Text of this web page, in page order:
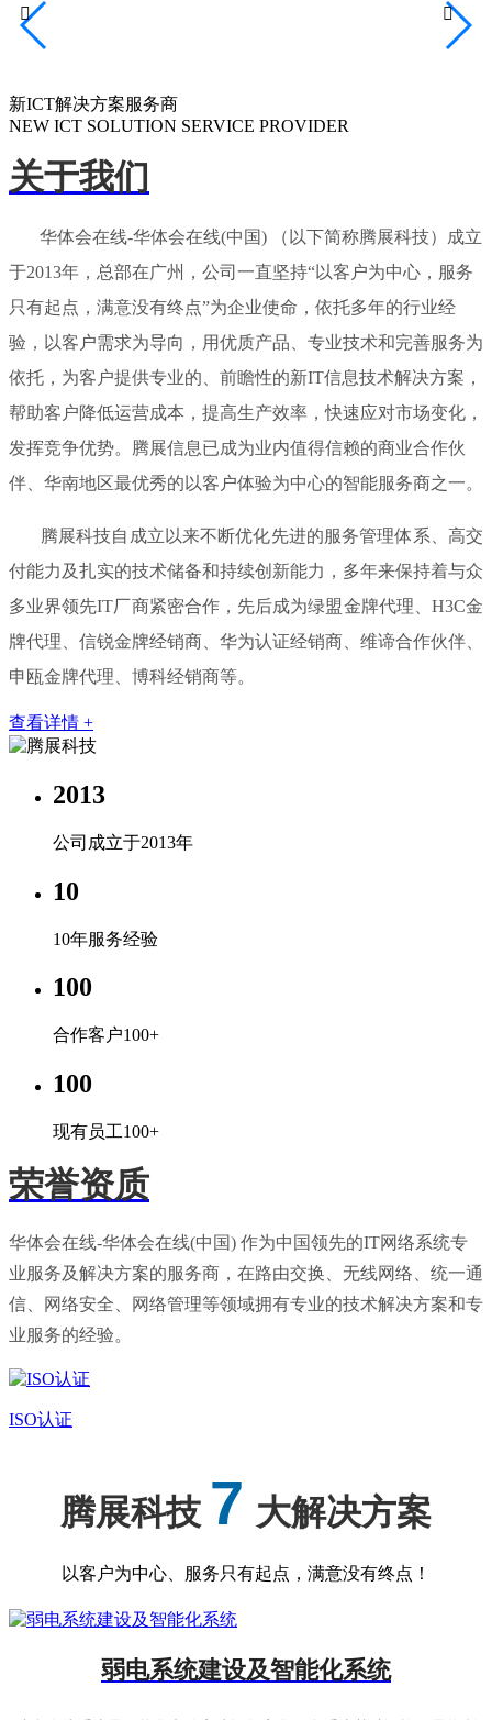
新ICT解决方案服务商
NEW ICT SOLUTION SERVICE PROVIDER
 
关于我们
华体会在线-华体会在线(中国) （以下简称腾展科技）成立
于2013年，总部在广州，公司一直坚持“以客户为中心，服务
只有起点，满意没有终点”为企业使命，依托多年的行业经
验，以客户需求为导向，用优质产品、专业技术和完善服务为
依托，为客户提供专业的、前瞻性的新IT信息技术解决方案，
帮助客户降低运营成本，提高生产效率，快速应对市场变化，
发挥竞争优势。腾展信息已成为业内值得信赖的商业合作伙
伴、华南地区最优秀的以客户体验为中心的智能服务商之一。
腾展科技自成立以来不断优化先进的服务管理体系、高交
付能力及扎实的技术储备和持续创新能力，多年来保持着与众
多业界领先IT厂商紧密合作，先后成为绿盟金牌代理、H3C金
牌代理、信锐金牌经销商、华为认证经销商、维谛合作伙伴、
申瓯金牌代理、博科经销商等。
查看详情 +
2013
公司成立于2013年
10
10年服务经验
100
合作客户100+
100
现有员工100+
荣誉资质
华体会在线-华体会在线(中国) 作为中国领先的IT网络系统专
业服务及解决方案的服务商，在路由交换、无线网络、统一通
信、网络安全、网络管理等领域拥有专业的技术解决方案和专
业服务的经验。
ISO认证
腾展科技 7 大解决方案
以客户为中心、服务只有起点，满意没有终点！
弱电系统建设及智能化系统